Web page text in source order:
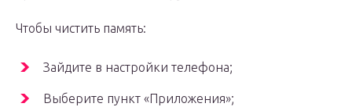
Чтобы чистить память:
Зайдите в настройки телефона;
Выберите пункт «Приложения»;